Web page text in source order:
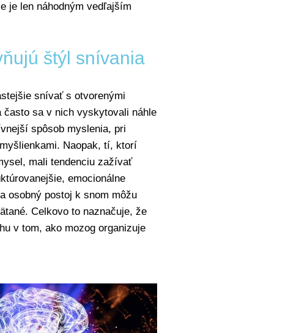
je len náhodným vedľajším
štýl snívania
snívať s otvorenými
často sa v nich vyskytovali náhle
spôsob myslenia, pri
Naopak, tí, ktorí
mali tendenciu zažívať
emocionálne
osobný postoj k snom môžu
Celkovo to naznačuje, že
v tom, ako mozog organizuje